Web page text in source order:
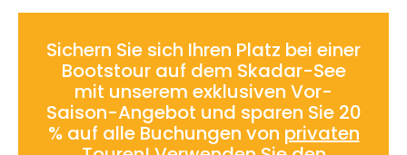
Sichern Sie sich Ihren Platz bei einer
Bootstour auf dem Skadar-See
mit unserem exklusiven Vor-
Saison-Angebot und sparen Sie 20
% auf alle Buchungen von privaten